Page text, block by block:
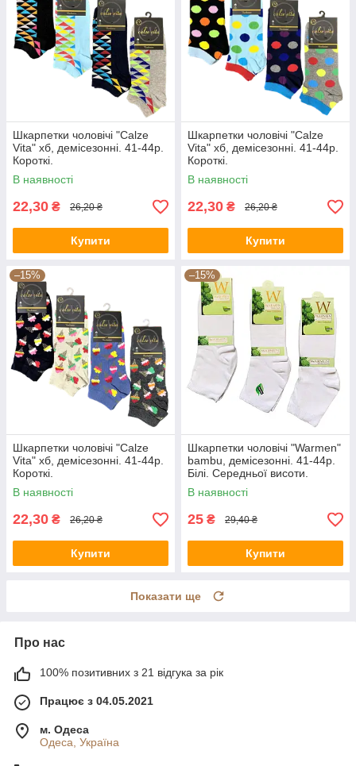
Шкарпетки чоловічі "Calze
Vita" хб, демісезонні. 41-44р.
Короткі.
В наявності
22,30 ₴ 26,20 ₴
Купити
Шкарпетки чоловічі "Calze
Vita" хб, демісезонні. 41-44р.
Короткі.
В наявності
22,30 ₴ 26,20 ₴
Купити
–15%
Шкарпетки чоловічі "Calze
Vita" хб, демісезонні. 41-44р.
Короткі.
В наявності
22,30 ₴ 26,20 ₴
Купити
–15%
Шкарпетки чоловічі "Warmen"
bambu, демісезонні. 41-44р.
Білі. Середньої висоти.
В наявності
25 ₴ 29,40 ₴
Купити
Показати ще
Про нас
100% позитивних з 21 відгука за рік
Працює з 04.05.2021
м. Одеса
Одеса, Україна